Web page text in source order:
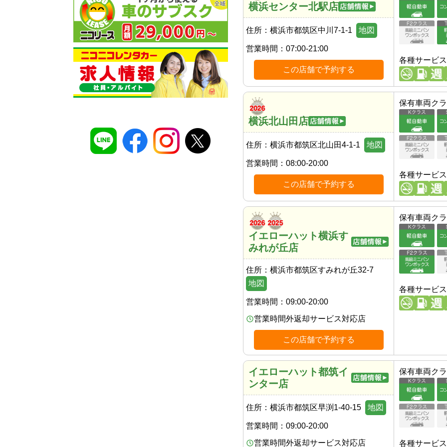
横浜センター北駅店
住所： 横浜市都筑区中川7-1-1 地図
営業時間： 07:00-21:00
この店舗で予約する
各種サービス
横浜北山田店
住所： 横浜市都筑区北山田4-1-1 地図
営業時間： 08:00-20:00
この店舗で予約する
保有車両ク
各種サービス
イエローハット横浜す
みれが丘店
住所： 横浜市都筑区すみれが丘32-7
地図
営業時間： 09:00-20:00
営業時間外返却サービス対応店
この店舗で予約する
保有車両ク
各種サービス
イエローハット都筑イ
ンター店
住所： 横浜市都筑区早渕1-40-15 地図
営業時間： 09:00-20:00
営業時間外返却サービス対応店
保有車両ク
各種サービス